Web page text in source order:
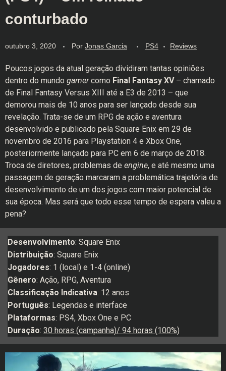
conturbado
outubro 3, 2020 Por Jonas Garcia PS4 Reviews
Poucos jogos da atual geração dividiram tantas opiniões
dentro do mundo gamercomo Final Fantasy XV – chamado
de Final Fantasy Versus XIII até a E3 de 2013 – que
demorou mais de 10 anos para ser lançado desde sua
revelação. Trata-se de um RPG de ação e aventura
desenvolvido e publicado pela Square Enix em 29 de
novembro de 2016 para Playstation 4 e Xbox One,
posteriormente lançado para PC em 6 de março de 2018.
Troca de diretores, problemas de engine, e até mesmo uma
passagem de geração marcaram a problemática trajetória de
desenvolvimento de um dos jogos com maior potencial de
sua época. Mas será que todo esse tempo de espera valeu a
pena?
Desenvolvimento: Square Enix
Distribuição: Square Enix
Jogadores: 1 (local) e 1-4 (online)
Gênero: Ação, RPG, Aventura
Classificação Indicativa: 12 anos
Português: Legendas e interface
Plataformas: PS4, Xbox One e PC
Duração: 30 horas (campanha)/ 94 horas (100%)